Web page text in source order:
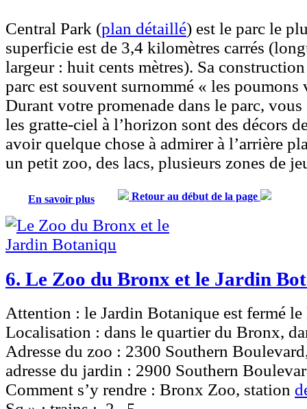
Central Park (plan détaillé) est le parc le
superficie est de 3,4 kilomètres carrés
largeur : huit cents mètres). Sa
parc est souvent surnommé « les poumons
Durant votre promenade dans le parc,
les gratte-ciel à l’horizon sont des décors
avoir quelque chose à admirer à l’arrière
un petit zoo, des lacs, plusieurs zones de
En savoir plus Retour au début de la page
6. Le Zoo du Bronx et le Jardin
Attention : le Jardin Botanique est fermé
Localisation : dans le quartier du Bronx,
Adresse du zoo : 2300 Southern
adresse du jardin : 2900 Southern
Comment s’y rendre : Bronx Zoo, station